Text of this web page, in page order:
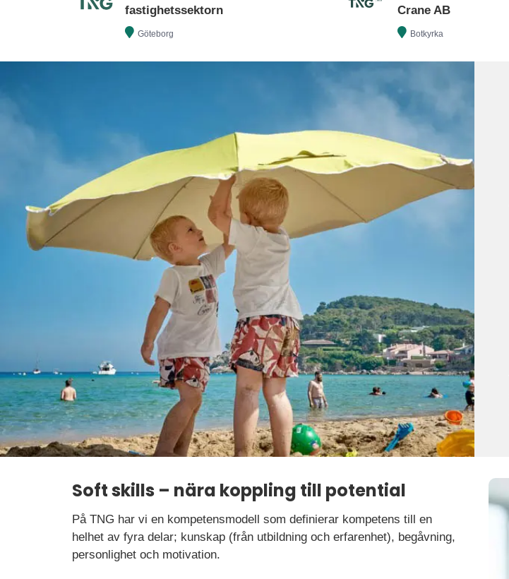
fastighetssektorn
Göteborg
Crane AB
Botkyrka
Soft skills – nära koppling till potential
På TNG har vi en kompetensmodell som definierar kompetens till en
helhet av fyra delar; kunskap (från utbildning och erfarenhet), begåvning,
personlighet och motivation.